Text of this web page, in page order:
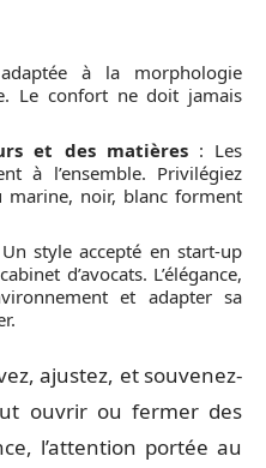
à la morphologie
Le confort ne doit jamais
et des matières: Les
à l’ensemble. Privilégiez
noir, blanc forment
style accepté en start-up
d’avocats. L’élégance,
et adapter sa
ajustez, et souvenez-
ouvrir ou fermer des
l’attention portée au